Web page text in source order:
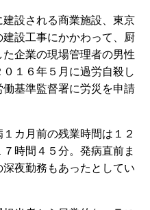
設される商業施設、東京
設工事にかかわって、厨
企業の現場管理者の男性
０１６年５月に過労自殺し
基準監督署に労災を申請
カ月前の残業時間は１２
時間４５分。発病直前ま
夜勤務もあったとしてい